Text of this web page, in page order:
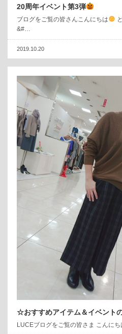
20周年イベント第3弾
ブログをご覧の皆さんこんにちは
&#…
2019.10.20
☆おすすめアイテム＆イベント
LUCEブログをご覧の皆さま こんにち